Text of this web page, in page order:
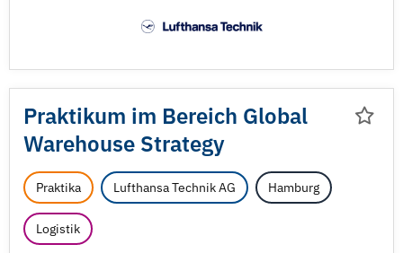
Praktikum im Bereich Global
Warehouse Strategy
Praktika Lufthansa Technik AG Hamburg
Logistik